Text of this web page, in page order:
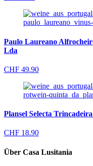
Paulo Laureano
Lda
CHF 49.90
Plansel Selecta
CHF 18.90
Über Casa Lusitania